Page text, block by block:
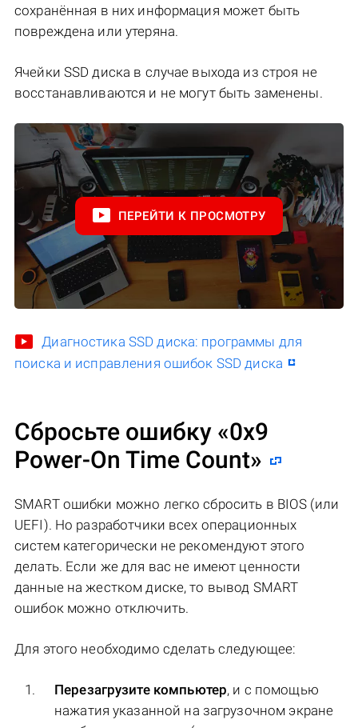
сохранённая в них информация может быть
повреждена или утеряна.
Ячейки SSD диска в случае выхода из строя не
восстанавливаются и не могут быть заменены.
ПЕРЕЙТИ К ПРОСМОТРУ
Диагностика SSD диска: программы для
поиска и исправления ошибок SSD диска
Сбросьте ошибку «0x9
Power-On Time Count»
SMART ошибки можно легко сбросить в BIOS (или
UEFI). Но разработчики всех операционных
систем категорически не рекомендуют этого
делать. Если же для вас не имеют ценности
данные на жестком диске, то вывод SMART
ошибок можно отключить.
Для этого необходимо сделать следующее:
Перезагрузите компьютер, и с помощью
нажатия указанной на загрузочном экране